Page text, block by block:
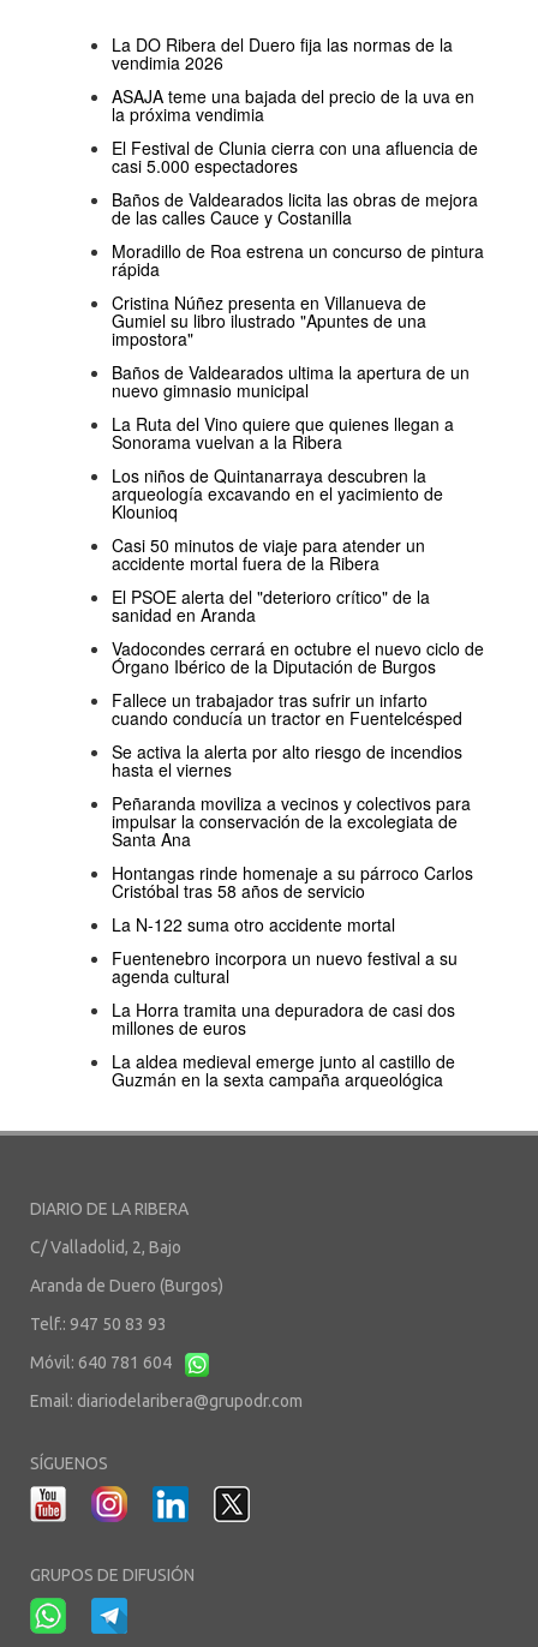
La DO Ribera del Duero fija las normas de la
vendimia 2026
ASAJA teme una bajada del precio de la uva en
la próxima vendimia
El Festival de Clunia cierra con una afluencia de
casi 5.000 espectadores
Baños de Valdearados licita las obras de mejora
de las calles Cauce y Costanilla
Moradillo de Roa estrena un concurso de pintura
rápida
Cristina Núñez presenta en Villanueva de
Gumiel su libro ilustrado "Apuntes de una
impostora"
Baños de Valdearados ultima la apertura de un
nuevo gimnasio municipal
La Ruta del Vino quiere que quienes llegan a
Sonorama vuelvan a la Ribera
Los niños de Quintanarraya descubren la
arqueología excavando en el yacimiento de
Klounioq
Casi 50 minutos de viaje para atender un
accidente mortal fuera de la Ribera
El PSOE alerta del "deterioro crítico" de la
sanidad en Aranda
Vadocondes cerrará en octubre el nuevo ciclo de
Órgano Ibérico de la Diputación de Burgos
Fallece un trabajador tras sufrir un infarto
cuando conducía un tractor en Fuentelcésped
Se activa la alerta por alto riesgo de incendios
hasta el viernes
Peñaranda moviliza a vecinos y colectivos para
impulsar la conservación de la excolegiata de
Santa Ana
Hontangas rinde homenaje a su párroco Carlos
Cristóbal tras 58 años de servicio
La N-122 suma otro accidente mortal
Fuentenebro incorpora un nuevo festival a su
agenda cultural
La Horra tramita una depuradora de casi dos
millones de euros
La aldea medieval emerge junto al castillo de
Guzmán en la sexta campaña arqueológica
DIARIO DE LA RIBERA
C/ Valladolid, 2, Bajo
Aranda de Duero (Burgos)
Telf.: 947 50 83 93
Móvil: 640 781 604
Email: diariodelaribera@grupodr.com
SÍGUENOS
GRUPOS DE DIFUSIÓN